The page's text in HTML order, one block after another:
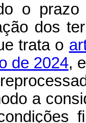
o
dos
trata o
de 2024,
a